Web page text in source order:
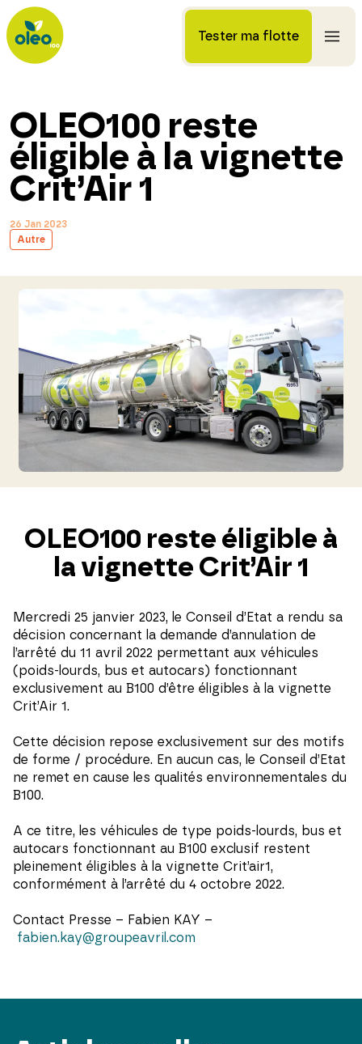
Tester ma flotte
OLEO100 reste
éligible à la vignette
Crit’Air 1
26 Jan 2023
Autre
OLEO100 reste éligible à
la vignette Crit’Air 1
Mercredi 25 janvier 2023, le Conseil d’Etat a rendu sa
décision concernant la demande d’annulation de
l’arrêté du 11 avril 2022 permettant aux véhicules
(poids-lourds, bus et autocars) fonctionnant
exclusivement au B100 d’être éligibles à la vignette
Crit’Air 1.
Cette décision repose exclusivement sur des motifs
de forme / procédure. En aucun cas, le Conseil d’Etat
ne remet en cause les qualités environnementales du
B100.
A ce titre, les véhicules de type poids-lourds, bus et
autocars fonctionnant au B100 exclusif restent
pleinement éligibles à la vignette Crit’air1,
conformément à l’arrêté du 4 octobre 2022.
Contact Presse – Fabien KAY –
fabien.kay@groupeavril.com